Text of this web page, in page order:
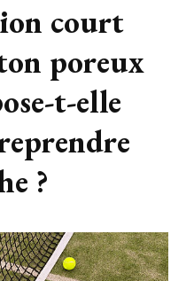
court
poreux
t-elle
?